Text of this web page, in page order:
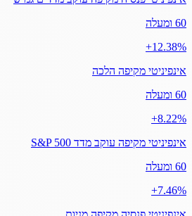
60 ומעלה
‎+12.38%
אינפיניטי מקיפה הלכה
60 ומעלה
‎+8.22%
אינפיניטי מקיפה עוקב מדד S&P 500
60 ומעלה
‎+7.46%